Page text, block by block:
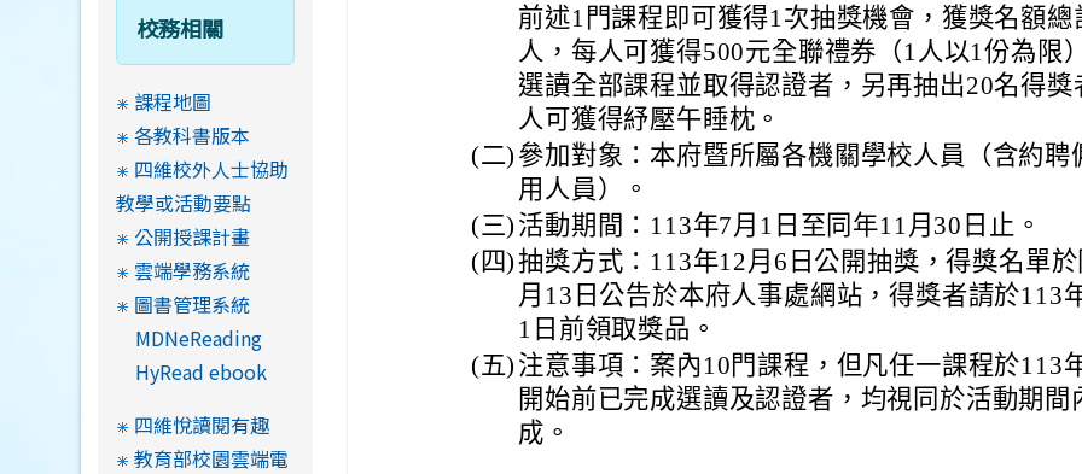
前述1門課程即可獲得1次抽獎機會，獲獎名額總
人，每人可獲得500元全聯禮券（1人以1份為限
選讀全部課程並取得認證者，另再抽出20名得獎
人可獲得紓壓午睡枕。
(二) 參加對象：本府暨所屬各機關學校人員（含約聘
用人員）。
(三) 活動期間：113年7月1日至同年11月30日止。
(四)抽獎方式：113年12月6日公開抽獎，得獎名單
月13日公告於本府人事處網站，得獎者請於113
1日前領取獎品。
(五) 注意事項：案內10門課程，但凡任一課程於113
開始前已完成選讀及認證者，均視同於活動期間
成。
校務相關
課程地圖
各教科書版本
四維校外人士協助
教學或活動要點
公開授課計畫
雲端學務系統
圖書管理系統
MDNeReading
HyRead ebook
四維悅讀閱有趣
教育部校園雲端電